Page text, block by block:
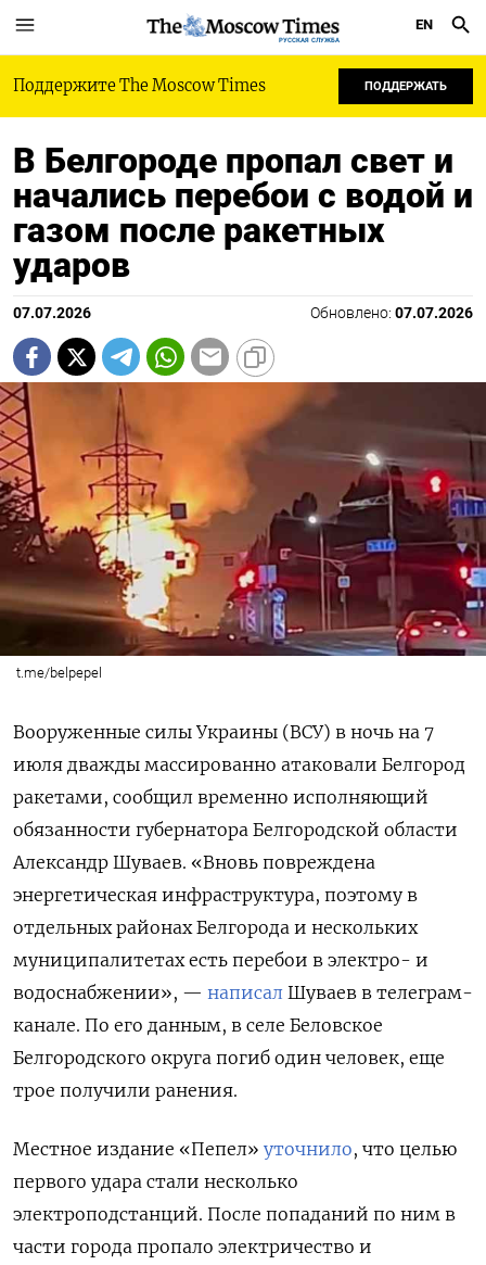
РУССКАЯ СЛУЖБА
EN
Поддержите The Moscow Times ПОДДЕРЖАТЬ
В Белгороде пропал свет и
начались перебои с водой и
газом после ракетных
ударов
07.07.2026 Обновлено: 07.07.2026
t.me/belpepel
Вооруженные силы Украины (ВСУ) в ночь на 7
июля дважды массированно атаковали Белгород
ракетами, сообщил временно исполняющий
обязанности губернатора Белгородской области
Александр Шуваев. «Вновь повреждена
энергетическая инфраструктура, поэтому в
отдельных районах Белгорода и нескольких
муниципалитетах есть перебои в электро- и
водоснабжении», — написал Шуваев в телеграм-
канале. По его данным, в селе Беловское
Белгородского округа погиб один человек, еще
трое получили ранения.
Местное издание «Пепел» уточнило, что целью
первого удара стали несколько
электроподстанций. После попаданий по ним в
части города пропало электричество и